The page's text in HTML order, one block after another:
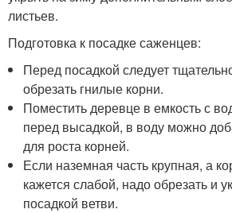
листьев.
Подготовка к посадке саженцев:
Перед посадкой следует
обрезать гнилые корни.
Поместить деревце в емкость с
перед высадкой, в воду можно
для роста корней.
Если наземная часть крупная, а
кажется слабой, надо обрезать и
посадкой ветви.